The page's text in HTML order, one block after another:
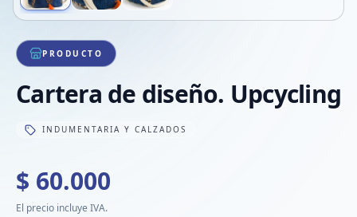
PRODUCTO
Cartera de diseño. Upcycling
INDUMENTARIA Y CALZADOS
$ 60.000
El precio incluye IVA.